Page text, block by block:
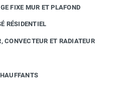
FIXE MUR ET PLAFOND
RÉSIDENTIEL
CONVECTEUR ET RADIATEUR